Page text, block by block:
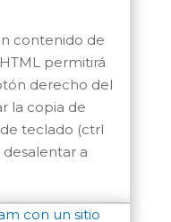
contenido de
permitirá
derecho del
la copia de
teclado (ctrl
a